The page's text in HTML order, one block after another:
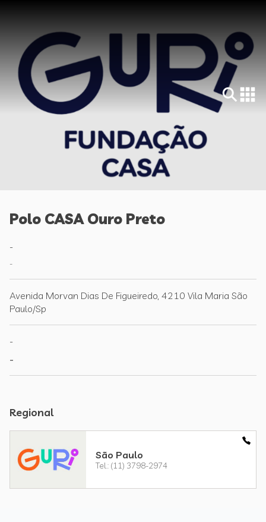
Polo CASA Ouro Preto
-
-
Avenida Morvan Dias De Figueiredo, 4210 Vila Maria São
Paulo/Sp
-
-
Regional
São Paulo
Tel.: (11) 3798-2974